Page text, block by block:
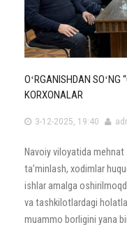
OʻRGANISHDAN SOʻNG
KORXONALAR
3-12-2025, 19:40
Navoiy viloyatida
taʼminlash, xodimlar
ishlar amalga
va tashkilotlardagi
muammo borligini yana